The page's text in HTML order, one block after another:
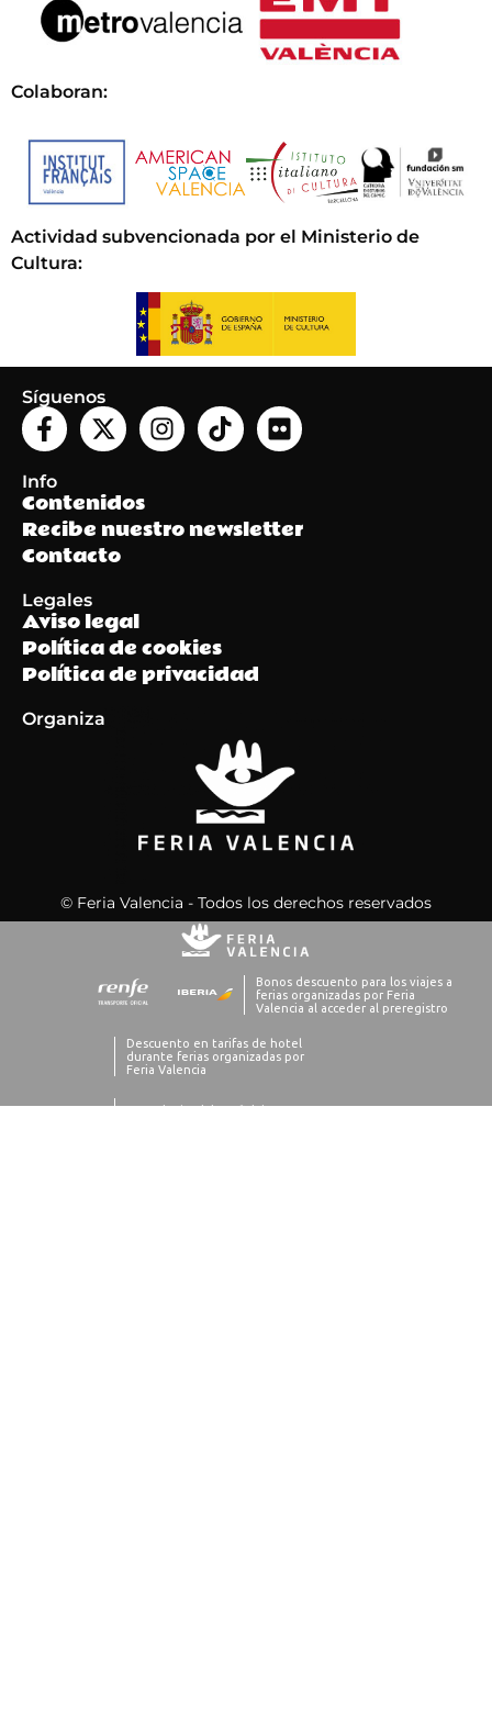
Colaboran:
Actividad subvencionada por el Ministerio de
Cultura:
Síguenos
Info
Contenidos
Recibe nuestro newsletter
Contacto
Legales
Aviso legal
Política de cookies
Política de privacidad
Organiza
© Feria Valencia - Todos los derechos reservados